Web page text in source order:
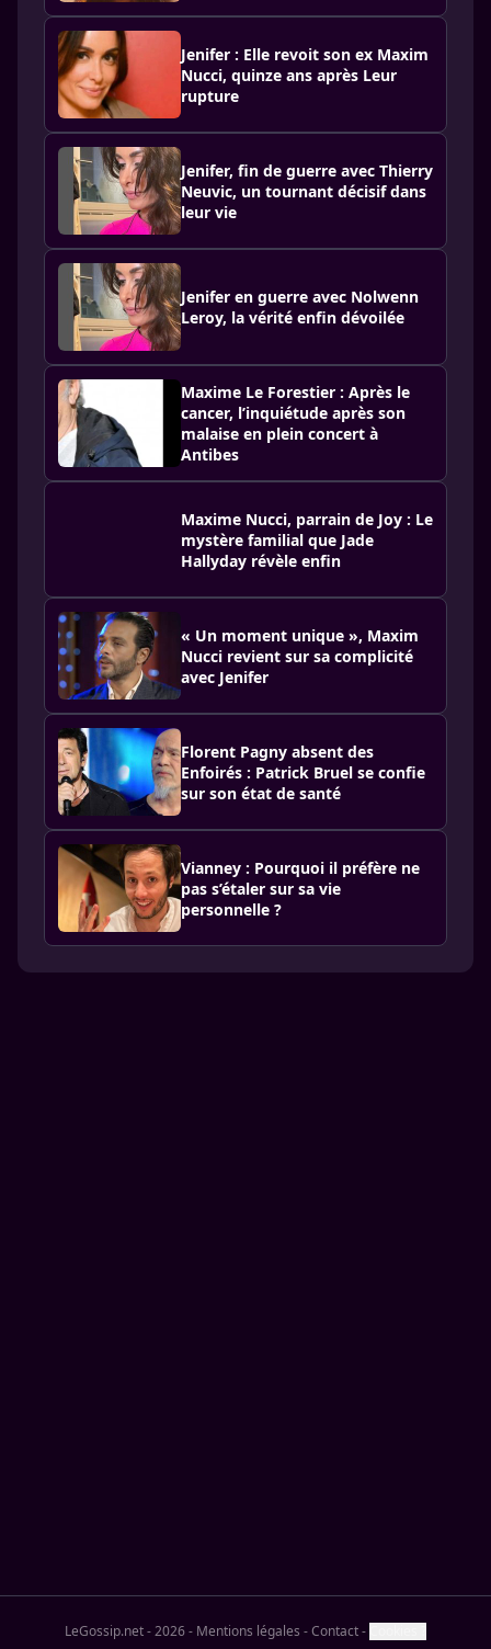
Jenifer : Elle revoit son ex Maxim
Nucci, quinze ans après Leur
rupture
Jenifer, fin de guerre avec Thierry
Neuvic, un tournant décisif dans
leur vie
Jenifer en guerre avec Nolwenn
Leroy, la vérité enfin dévoilée
Maxime Le Forestier : Après le
cancer, l’inquiétude après son
malaise en plein concert à
Antibes
Maxime Nucci, parrain de Joy : Le
mystère familial que Jade
Hallyday révèle enfin
« Un moment unique », Maxim
Nucci revient sur sa complicité
avec Jenifer
Florent Pagny absent des
Enfoirés : Patrick Bruel se confie
sur son état de santé
Vianney : Pourquoi il préfère ne
pas s’étaler sur sa vie
personnelle ?
LeGossip.net - 2026- Mentions légales -Contact-